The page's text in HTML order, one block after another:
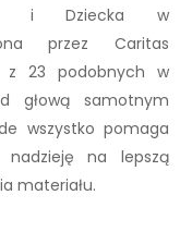
i Dziecka w
przez Caritas
z 23 podobnych w
głową samotnym
wszystko pomaga
na lepszą
materiału.